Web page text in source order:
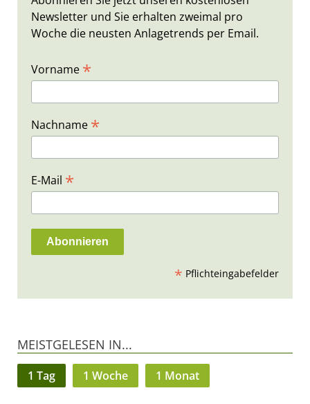
Newsletter und Sie erhalten zweimal pro
Woche die neusten Anlagetrends per Email.
Vorname *
Nachname *
E-Mail *
* Pflichteingabefelder
MEISTGELESEN IN...
1 Tag 1 Woche 1 Monat